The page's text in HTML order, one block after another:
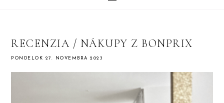
RECENZIA / NÁKUPY Z BONPRIX
PONDELOK 27. NOVEMBRA 2023